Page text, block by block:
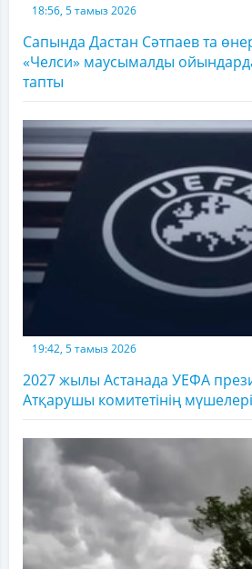
18:56, 5 тамыз 2026
Сапында Дастан Сәтпаев та
«Челси» маусымалды ойындарда
тапты
19:42, 5 тамыз 2026
2027 жылы Астанада УЕФА
Атқарушы комитетінің